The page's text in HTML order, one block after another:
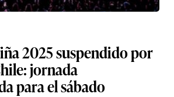
2025 suspendido por
jornada
para el sábado